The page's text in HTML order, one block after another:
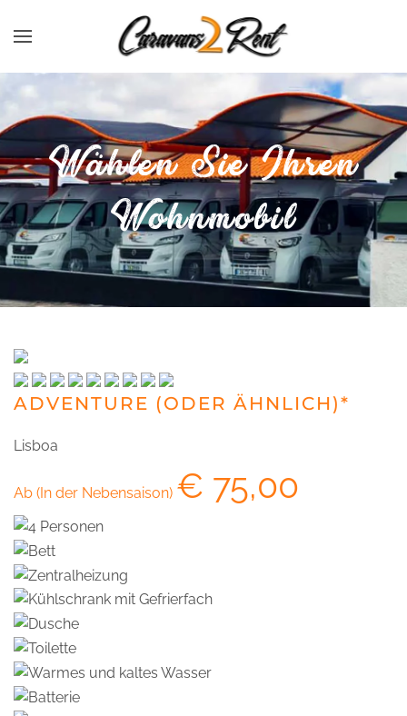
Zum Hauptinhalt springen
Wählen Sie Ihren
Wohnmobil
ADVENTURE (ODER ÄHNLICH)*
Lisboa
Ab (In der Nebensaison) € 75,00